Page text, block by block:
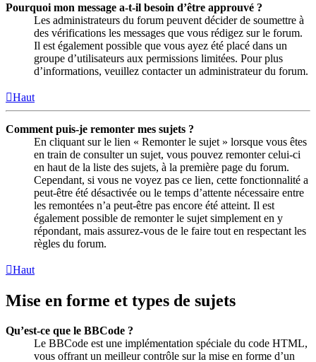
Pourquoi mon message a-t-il besoin d’être approuvé ?
Les administrateurs du forum peuvent décider de soumettre à
des vérifications les messages que vous rédigez sur le forum.
Il est également possible que vous ayez été placé dans un
groupe d’utilisateurs aux permissions limitées. Pour plus
d’informations, veuillez contacter un administrateur du forum.
Haut
Comment puis-je remonter mes sujets ?
En cliquant sur le lien « Remonter le sujet » lorsque vous êtes
en train de consulter un sujet, vous pouvez remonter celui-ci
en haut de la liste des sujets, à la première page du forum.
Cependant, si vous ne voyez pas ce lien, cette fonctionnalité a
peut-être été désactivée ou le temps d’attente nécessaire entre
les remontées n’a peut-être pas encore été atteint. Il est
également possible de remonter le sujet simplement en y
répondant, mais assurez-vous de le faire tout en respectant les
règles du forum.
Haut
Mise en forme et types de sujets
Qu’est-ce que le BBCode ?
Le BBCode est une implémentation spéciale du code HTML,
vous offrant un meilleur contrôle sur la mise en forme d’un